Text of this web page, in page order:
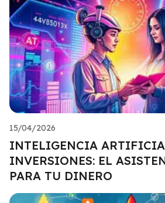
15/04/2026
INTELIGENCIA
INVERSIONES: EL
PARA TU DINERO